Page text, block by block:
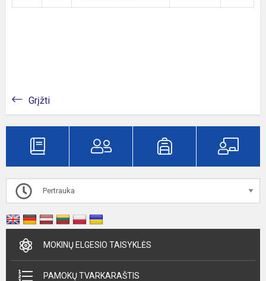
Grįžti
Pertrauka
MOKINŲ ELGESIO TAISYKLĖS
PAMOKŲ TVARKARAŠTIS